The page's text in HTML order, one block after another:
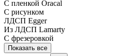
С пленкой Oracal
С рисунком
ЛДСП Egger
Из ЛДСП Lamarty
С фрезеровкой
Показать все